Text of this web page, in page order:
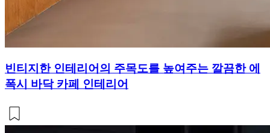
빈티지한 인테리어의 주목도를 높여주는 깔끔한 에
폭시 바닥 카페 인테리어